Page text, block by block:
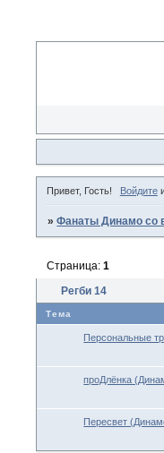
Привет, Гость! Войдите
»Фанаты Динамо со
Регби 14
Страница:1
Тема
Персональные
проДлёнка
Пересвет